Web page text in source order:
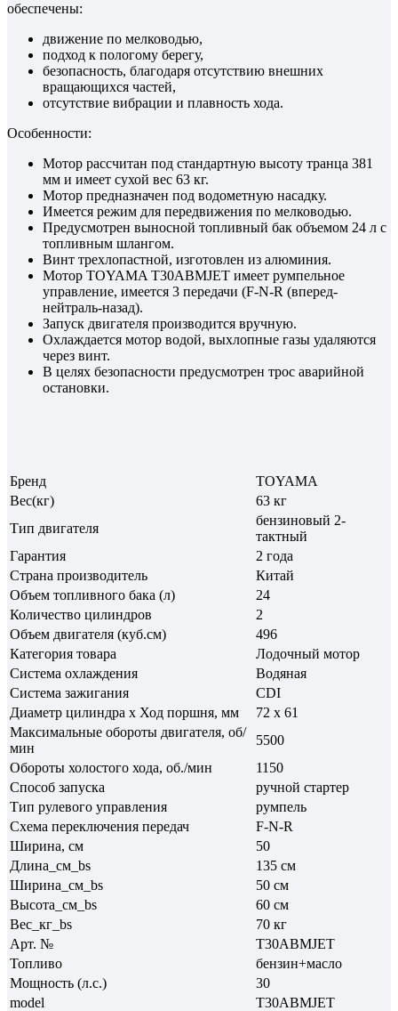
обеспечены:
движение по мелководью,
подход к пологому берегу,
безопасность, благодаря отсутствию внешних
вращающихся частей,
отсутствие вибрации и плавность хода.
Особенности:
Мотор рассчитан под стандартную высоту транца 381
мм и имеет сухой вес 63 кг.
Мотор предназначен под водометную насадку.
Имеется режим для передвижения по мелководью.
Предусмотрен выносной топливный бак объемом 24 л с
топливным шлангом.
Винт трехлопастной, изготовлен из алюминия.
Мотор TOYAMA T30ABMJET имеет румпельное
управление, имеется 3 передачи (F-N-R (вперед-
нейтраль-назад).
Запуск двигателя производится вручную.
Охлаждается мотор водой, выхлопные газы удаляются
через винт.
В целях безопасности предусмотрен трос аварийной
остановки.
Бренд
TOYAMA
Вес(кг)
63 кг
Тип двигателя
бензиновый 2-
тактный
Гарантия
2 года
Страна производитель
Китай
Объем топливного бака (л)
24
Количество цилиндров
2
Объем двигателя (куб.см)
496
Категория товара
Лодочный мотор
Система охлаждения
Водяная
Система зажигания
CDI
Диаметр цилиндра х Ход поршня, мм
72 х 61
Максимальные обороты двигателя, об/
мин
5500
Обороты холостого хода, об./мин
1150
Способ запуска
ручной стартер
Тип рулевого управления
румпель
Схема переключения передач
F-N-R
Ширина, см
50
Длина_см_bs
135 см
Ширина_см_bs
50 см
Высота_см_bs
60 см
Вес_кг_bs
70 кг
Арт. №
T30ABMJET
Топливо
бензин+масло
Мощность (л.с.)
30
model
T30ABMJET